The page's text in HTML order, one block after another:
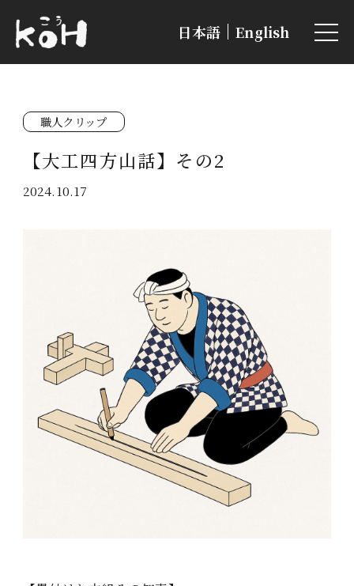
日本語 English
職人クリップ
【大工四方山話】その2
2024.10.17